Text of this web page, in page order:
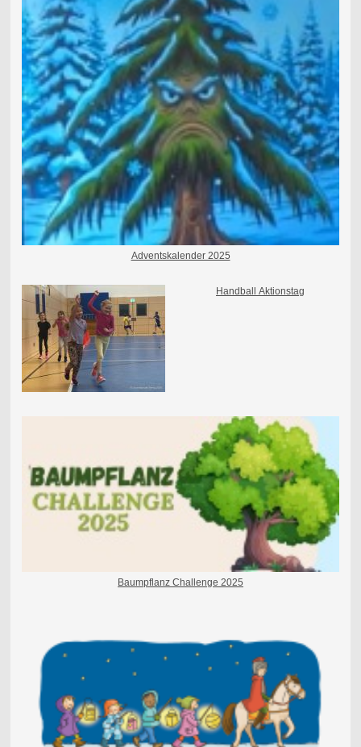
Adventskalender 2025
Handball Aktionstag
Baumpflanz Challenge 2025